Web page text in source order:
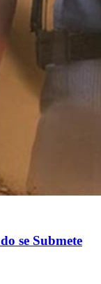
se Submete